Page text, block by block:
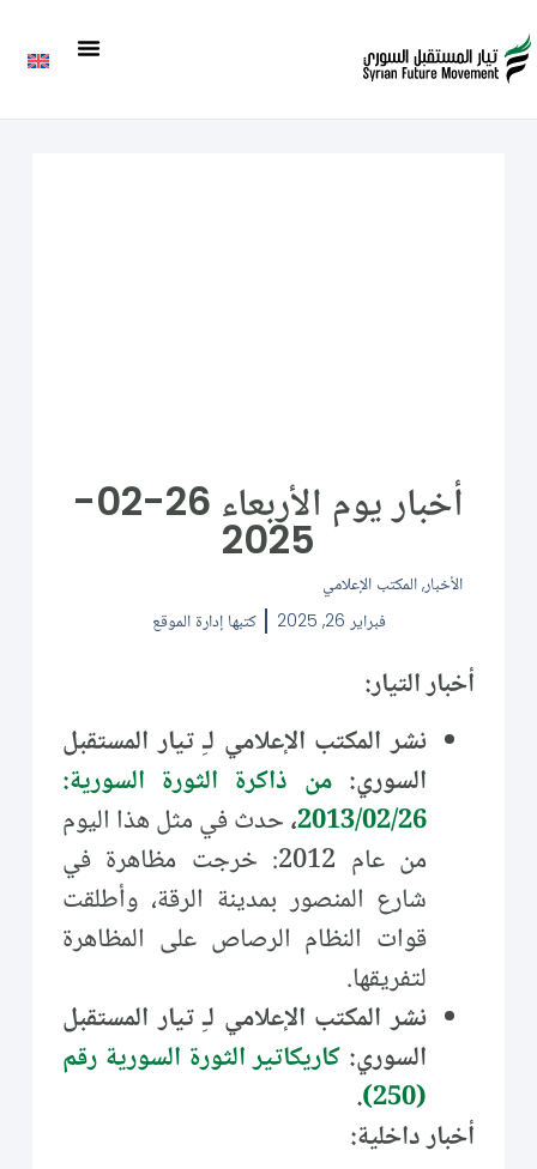
أخبار يوم الأربعاء 26-02-
2025
الأخبار, المكتب الإعلامي
فبراير 26, 2025
كتبها إدارة الموقع
أخبار التيار:
نشر المكتب الإعلامي لـِ تيار المستقبل
السوري: من ذاكرة الثورة السورية:
2013/02/26،حدث في مثل هذا اليوم
من عام 2012: خرجت مظاهرة في
شارع المنصور بمدينة الرقة، وأطلقت
قوات النظام الرصاص على المظاهرة
لتفريقها.
نشر المكتب الإعلامي لـِ تيار المستقبل
السوري: كاريكاتير الثورة السورية رقم
(250)
.
أخبار داخلية: